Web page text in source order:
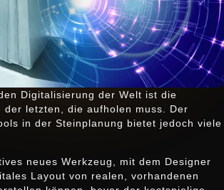
Digitalisierung der Welt ist die
der letzten, die aufholen muss. Der
in der Steinplanung bietet jedoch viele
neues Werkzeug, mit dem Designer
Layout von realen, vorhandenen